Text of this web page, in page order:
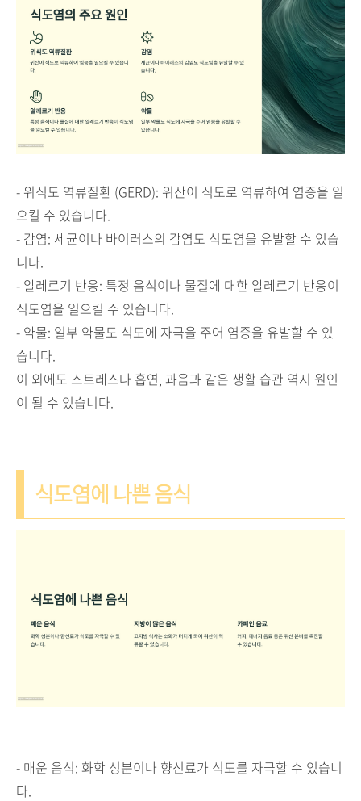
- 위식도 역류질환 (GERD): 위산이 식도로 역류하여 염증을 일
으킬 수 있습니다.
- 감염: 세균이나 바이러스의 감염도 식도염을 유발할 수 있습
니다.
- 알레르기 반응: 특정 음식이나 물질에 대한 알레르기 반응이
식도염을 일으킬 수 있습니다.
- 약물: 일부 약물도 식도에 자극을 주어 염증을 유발할 수 있
습니다.
이 외에도 스트레스나 흡연, 과음과 같은 생활 습관 역시 원인
이 될 수 있습니다.
식도염에 나쁜 음식
- 매운 음식: 화학 성분이나 향신료가 식도를 자극할 수 있습니
다.